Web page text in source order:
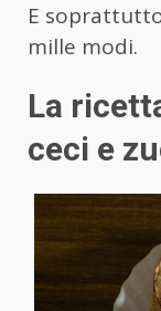
E
mille modi.
La
ceci e